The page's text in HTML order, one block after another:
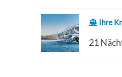
Ihre
21